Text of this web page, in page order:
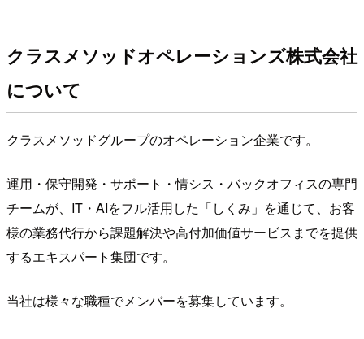
クラスメソッドオペレーションズ株式会社
について
クラスメソッドグループのオペレーション企業です。
運用・保守開発・サポート・情シス・バックオフィスの専門
チームが、IT・AIをフル活用した「しくみ」を通じて、お客
様の業務代行から課題解決や高付加価値サービスまでを提供
するエキスパート集団です。
当社は様々な職種でメンバーを募集しています。